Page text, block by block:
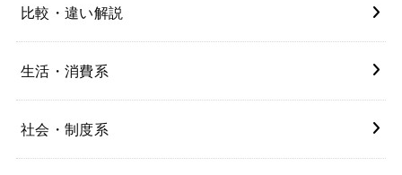
比較・違い解説
生活・消費系
社会・制度系